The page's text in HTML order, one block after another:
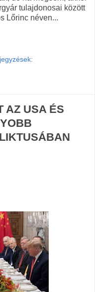
tulajdonosai között
Lőrinc néven...
AZ USA ÉS